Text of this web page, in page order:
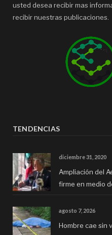
usted desea recibir mas
recibir nuestras publicaciones.
TENDENCIAS
diciembre 31, 2020
Ampliación del
firme en medio
agosto 7, 2026
Hombre cae sin